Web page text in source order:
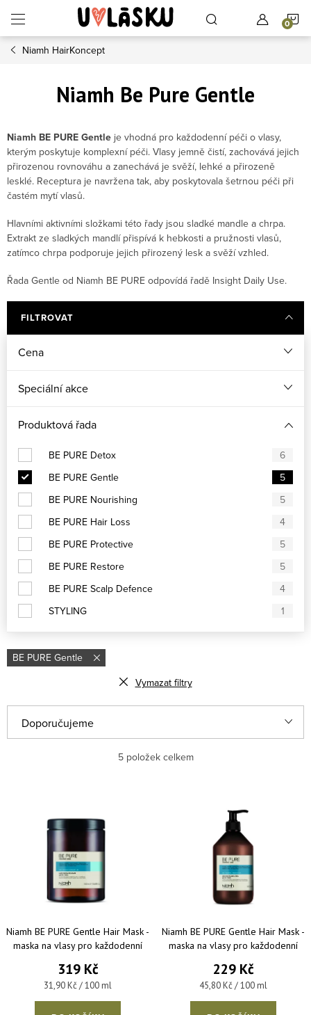
Niamh HairKoncept
Niamh Be Pure Gentle
Niamh BE PURE Gentle je vhodná pro každodenní péči o vlasy,
kterým poskytuje komplexní péči. Vlasy jemně čistí, zachovává jejich
přirozenou rovnováhu a zanechává je svěží, lehké a přirozeně
lesklé. Receptura je navržena tak, aby poskytovala šetrnou péči při
častém mytí vlasů.
Hlavními aktivními složkami této řady jsou sladké mandle a chrpa.
Extrakt ze sladkých mandlí přispívá k hebkosti a pružnosti vlasů,
zatímco chrpa podporuje jejich přirozený lesk a svěží vzhled.
Řada Gentle od Niamh BE PURE odpovídá řadě Insight Daily Use.
FILTROVAT
Cena
Speciální akce
Produktová řada
BE PURE Detox
6
BE PURE Gentle
5
BE PURE Nourishing
5
BE PURE Hair Loss
4
BE PURE Protective
5
BE PURE Restore
5
BE PURE Scalp Defence
4
STYLING
1
BE PURE Gentle
Vymazat filtry
Řazení produktů
Doporučujeme
Nejprodávanější
Abecedně
5položek celkem
Niamh BE PURE Gentle Hair Mask -
maska na vlasy pro každodenní
319 Kč
Měrná cena:
31,90 Kč / 100 ml
Niamh BE PURE Gentle Hair Mask -
maska na vlasy pro každodenní
229 Kč
Měrná cena:
45,80 Kč / 100 ml